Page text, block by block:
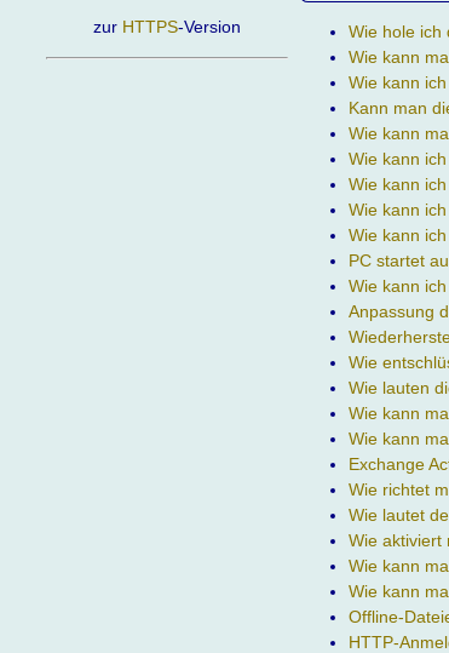
Wie hole ich
Wie kann
Wie kann
Kann man
Wie kann
Wie kann
Wie kann
Wie kann
Wie kann
PC startet
Wie kann
Anpassung
Wie
Wie lauten
Wie kann
Wie kann
Exchange
Wie richtet
Wie lautet
Wie aktiviert
Wie kann
Wie kann
Offline-
HTTP-
zur HTTPS-Version